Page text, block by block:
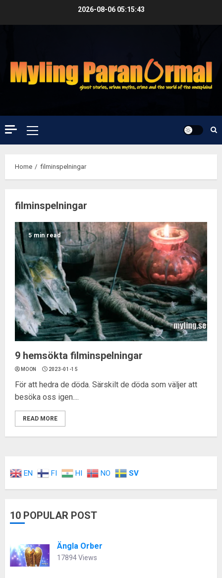
2026-08-06 05:15:44
Primary
Menu
Home filminspelningar
filminspelningar
5 min read
9 hemsökta filminspelningar
MOON 2023-01-15
För att hedra de döda. Särskilt de döda som väljer att
besöka oss igen....
READ MORE
EN FI HI NO SV
10 POPULAR POST
Ängla Orber
17894 Views